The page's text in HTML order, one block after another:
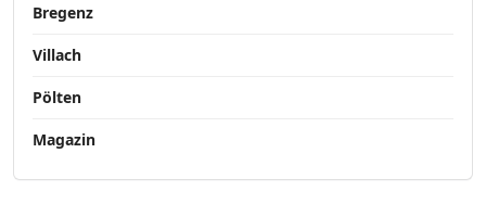
Bregenz
Villach
Pölten
Magazin